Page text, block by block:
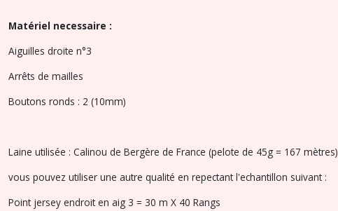
Matériel necessaire :
Aiguilles droite n°3
Arrêts de mailles
Boutons ronds : 2 (10mm)
Laine utilisée : Calinou de Bergère de France (pelote de 45g = 167 mètres)
vous pouvez utiliser une autre qualité en repectant l'echantillon suivant :
Point jersey endroit en aig 3 = 30 m X 40 Rangs